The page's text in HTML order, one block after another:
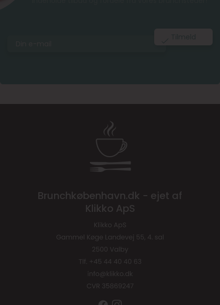
Brunchkøbenhavn.dk - ejet af
Klikko ApS